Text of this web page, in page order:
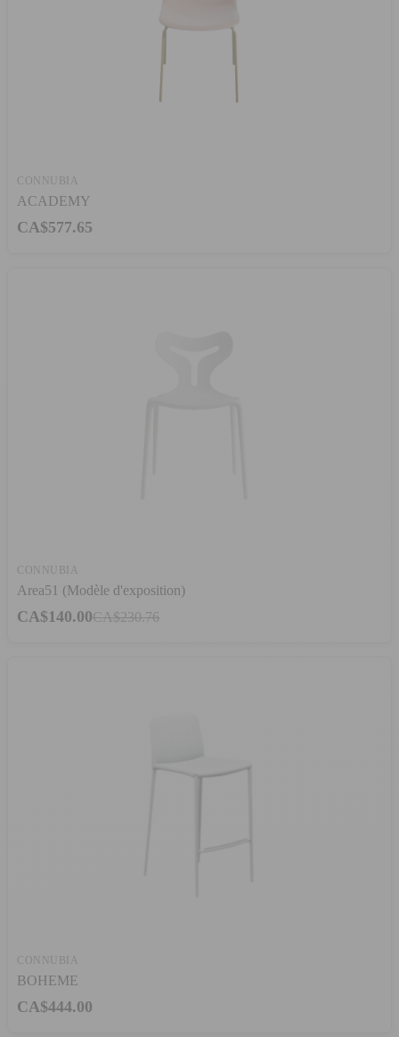
CONNUBIA
ACADEMY
CA$577.65
CONNUBIA
Area51 (Modèle d'exposition)
CA$140.00CA$230.76
CONNUBIA
BOHEME
CA$444.00